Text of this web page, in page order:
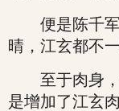
便是陈千军
晴，江玄都不
至于肉身，
是增加了江玄